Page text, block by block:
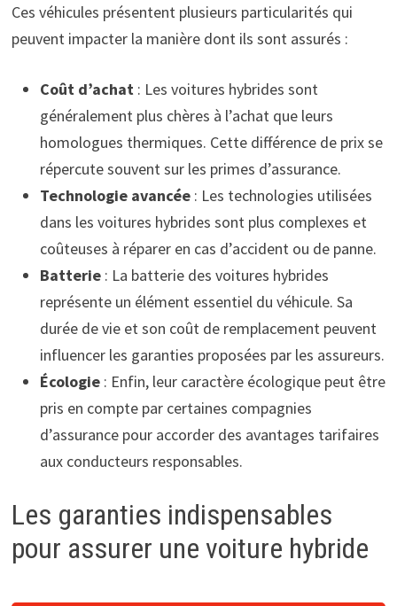
Ces véhicules présentent plusieurs particularités qui
peuvent impacter la manière dont ils sont assurés :
Coût d’achat: Les voitures hybrides sont
généralement plus chères à l’achat que leurs
homologues thermiques. Cette différence de prix se
répercute souvent sur les primes d’assurance.
Technologie avancée: Les technologies utilisées
dans les voitures hybrides sont plus complexes et
coûteuses à réparer en cas d’accident ou de panne.
Batterie: La batterie des voitures hybrides
représente un élément essentiel du véhicule. Sa
durée de vie et son coût de remplacement peuvent
influencer les garanties proposées par les assureurs.
Écologie: Enfin, leur caractère écologique peut être
pris en compte par certaines compagnies
d’assurance pour accorder des avantages tarifaires
aux conducteurs responsables.
Les garanties indispensables
pour assurer une voiture hybride